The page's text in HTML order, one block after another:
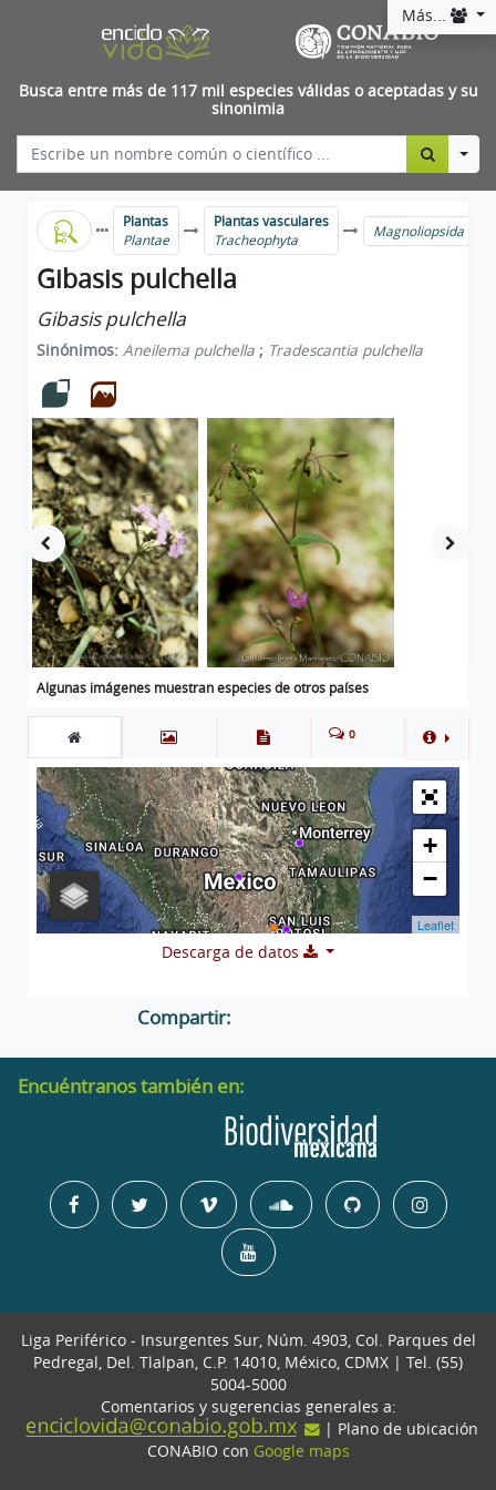
Más...
Busca entre más de 117 mil especies válidas o aceptadas y su
sinonimia
Plantas
Plantae
Plantas vasculares
Tracheophyta
Magnoliopsida
Gibasis pulchella
Gibasis pulchella
Sinónimos: Aneilema pulchella ; Tradescantia pulchella
Algunas imágenes muestran especies de otros países
0
+
−
Leaflet
Descarga de datos
Compartir:
Encuéntranos también en:
Liga Periférico - Insurgentes Sur, Núm. 4903, Col. Parques del
Pedregal, Del. Tlalpan, C.P. 14010, México, CDMX | Tel. (55)
5004-5000
Comentarios y sugerencias generales a:
| Plano de ubicación
CONABIO con Google maps